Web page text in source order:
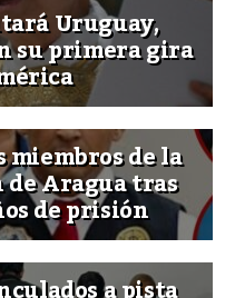
Uruguay,
su primera gira
de la
Aragua tras
de prisión